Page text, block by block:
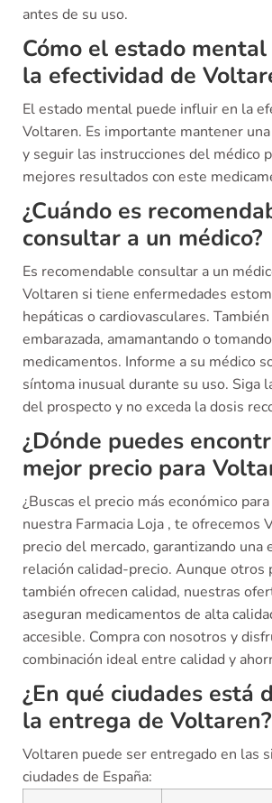
antes de su uso.
Cómo el estado
la efectividad de
El estado mental puede influir en la
Voltaren. Es importante mantener
y seguir las instrucciones del médico
mejores resultados con este
¿Cuándo es
consultar a un médico?
Es recomendable consultar a un
Voltaren si tiene enfermedades
hepáticas o cardiovasculares.
embarazada, amamantando o
medicamentos. Informe a su médico
síntoma inusual durante su uso. Siga
del prospecto y no exceda la dosis
¿Dónde puedes
mejor precio para
¿Buscas el precio más económico
nuestra Farmacia Loja , te ofrecemos
precio del mercado, garantizando una
relación calidad-precio. Aunque otros
también ofrecen calidad, nuestras
aseguran medicamentos de alta
accesible. Compra con nosotros y
combinación ideal entre calidad y
¿En qué ciudades está
la entrega de Voltaren?
Voltaren puede ser entregado en las
ciudades de España: